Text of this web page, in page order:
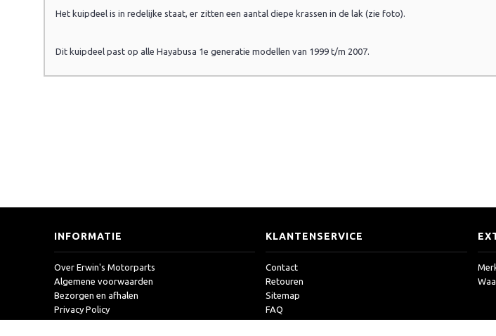
Het kuipdeel is in redelijke staat, er zitten een aantal diepe krassen in de lak (zie foto).
Dit kuipdeel past op alle Hayabusa 1e generatie modellen van 1999 t/m 2007.
INFORMATIE
Over Erwin's Motorparts
Algemene voorwaarden
Bezorgen en afhalen
Privacy Policy
KLANTENSERVICE
Contact
Retouren
Sitemap
FAQ